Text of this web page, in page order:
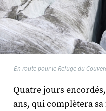
En route pour le Refuge du
Quatre jours
ans, qui complètera